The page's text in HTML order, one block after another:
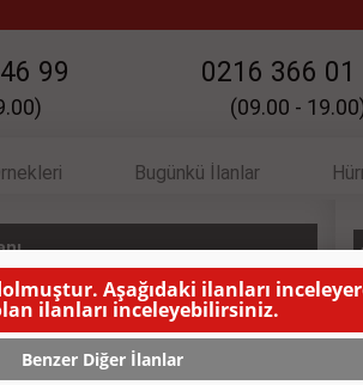
99 0216 366 01
(09.00 -
Bugünkü İlanlar
)
Aşağıdaki ilanları
ilanları inceleyebilirsiniz.
Benzer Diğer İlanlar